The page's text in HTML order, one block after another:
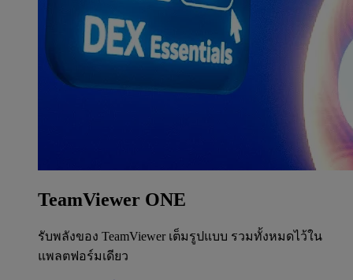
TeamViewer ONE
รับพลังของ TeamViewer เต็มรูปแบบ รวมทั้งหมดไว้ใน
แพลตฟอร์มเดียว